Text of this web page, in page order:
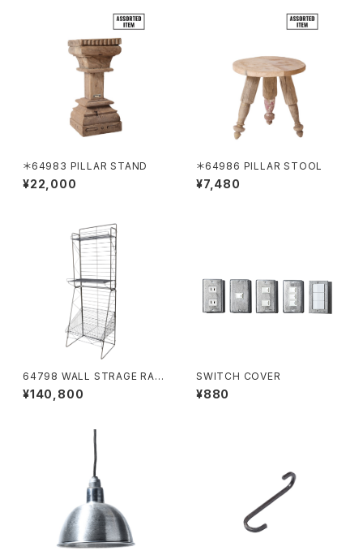
＊64983 PILLAR STAND
¥22,000
＊64986 PILLAR STOOL
¥7,480
64798 WALL STRAGE RAC
K
¥140,800
SWITCH COVER
¥880